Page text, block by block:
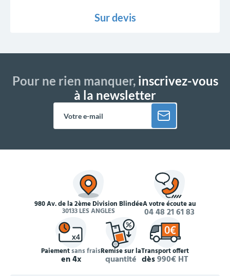
Sur devis
Pour ne rien manquer,inscrivez-vous
à la newsletter
980 Av. de la 2ème Division Blindée
30133 LES ANGLES
À votre écoute au
04 48 21 61 83
Paiementsans frais
en 4x
Remise sur la
quantité
Transport offert
dès990€ HT